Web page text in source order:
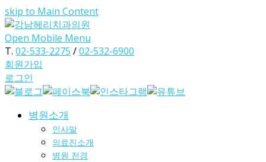
skip to Main Content
Open Mobile Menu
T. 02-533-2275 /02-532-6900
회원가입
로그인
병원소개
인사말
의료진소개
병원 전경